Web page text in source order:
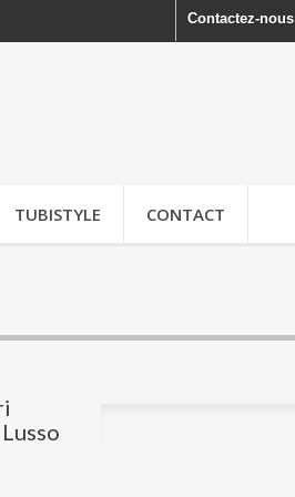
Contactez-nous
TUBISTYLE CONTACT